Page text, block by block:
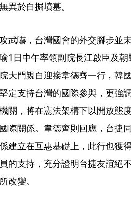
異於自掘墳墓。
武嚇，台灣國會的外交腳步並未
1日中午率領副院長江啟臣及朝
大門親自迎接韋德齊一行，韓國
定支持台灣的國際參與，更強調
關，將在憲法架構下以開放態度
際關係。韋德齊則回應，台捷同
建立在互惠基礎上，此行也獲得
的支持，充分證明台捷友誼絕不
改變。